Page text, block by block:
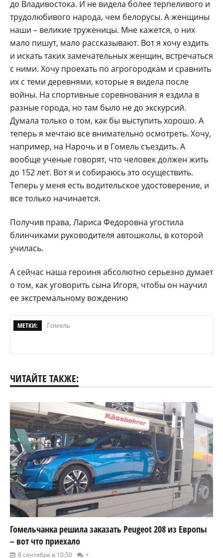
до Владивостока. И не видела более терпеливого и
трудолюбивого народа, чем белорусы. А женщины
наши – великие труженицы. Мне кажется, о них
мало пишут, мало рассказывают. Вот я хочу ездить
и искать таких замечательных женщин, встречаться
с ними. Хочу проехать по агрогородкам и сравнить
их с теми деревнями, которые я видела после
войны. На спортивные соревнования я ездила в
разные города, но там было не до экскурсий.
Думала только о том, как бы выступить хорошо. А
теперь я мечтаю все внимательно осмотреть. Хочу,
например, на Нарочь и в Гомель съездить. А
вообще ученые говорят, что человек должен жить
до 152 лет. Вот я и собираюсь это осуществить.
Теперь у меня есть водительское удостоверение, и
все только начинается.
Получив права, Лариса Федоровна угостила
блинчиками руководителя автошколы, в которой
училась.
А сейчас наша героиня абсолютно серьезно думает
о том, как уговорить сына Игоря, чтобы он научил
ее экстремальному вождению
МЕТКИ: Гомель
ЧИТАЙТЕ ТАКЖЕ:
Гомельчанка решила заказать Peugeot 208 из Европы
– вот что приехало
8 сентября в 10:50 +